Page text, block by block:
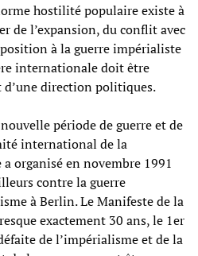
hostilité populaire existe à
de l’expansion, du conflit avec
à la guerre impérialiste
internationale doit être
d’une direction politiques.
période de guerre et de
international de la
organisé en novembre 1991
contre la guerre
à Berlin. Le Manifeste de la
exactement 30 ans, le 1er
de l’impérialisme et de la